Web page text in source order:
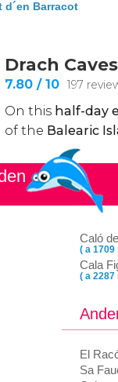
d´en Barracot
Caló
( a 1709
Cala
( a 2287
El
Sa